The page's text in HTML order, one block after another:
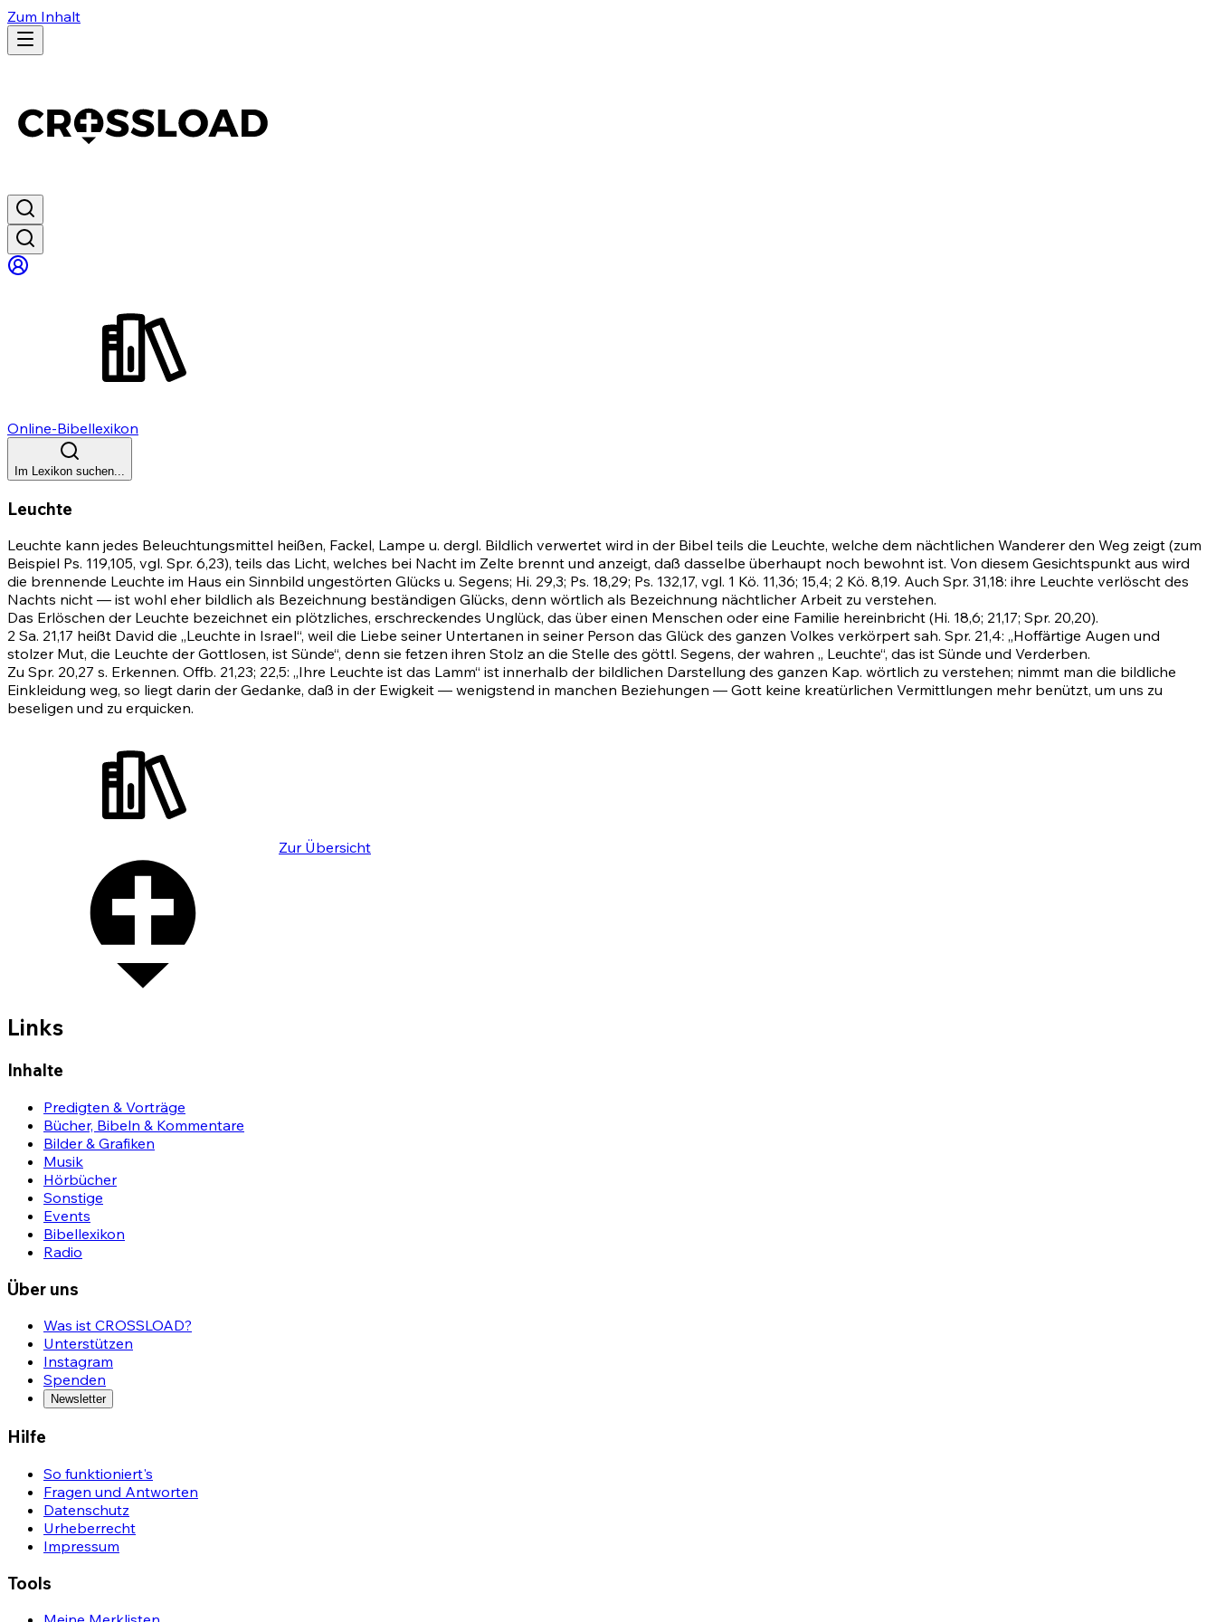
Zum Inhalt
Online-Bibellexikon
Im Lexikon suchen...
Leuchte
Leuchte kann jedes Beleuchtungsmittel heißen, Fackel, Lampe u. dergl. Bildlich verwertet wird in der Bibel teils die Leuchte, welche dem nächtlichen Wanderer den Weg zeigt (zum
Beispiel Ps. 119,105, vgl. Spr. 6,23), teils das Licht, welches bei Nacht im Zelte brennt und anzeigt, daß dasselbe überhaupt noch bewohnt ist. Von diesem Gesichtspunkt aus wird
die brennende Leuchte im Haus ein Sinnbild ungestörten Glücks u. Segens; Hi. 29,3; Ps. 18,29; Ps. 132,17, vgl. 1 Kö. 11,36; 15,4; 2 Kö. 8,19. Auch Spr. 31,18: ihre Leuchte verlöscht des
Nachts nicht — ist wohl eher bildlich als Bezeichnung beständigen Glücks, denn wörtlich als Bezeichnung nächtlicher Arbeit zu verstehen.
Das Erlöschen der Leuchte bezeichnet ein plötzliches, erschreckendes Unglück, das über einen Menschen oder eine Familie hereinbricht (Hi. 18,6; 21,17; Spr. 20,20).
2 Sa. 21,17 heißt David die „Leuchte in Israel“, weil die Liebe seiner Untertanen in seiner Person das Glück des ganzen Volkes verkörpert sah. Spr. 21,4: „Hoffärtige Augen und
stolzer Mut, die Leuchte der Gottlosen, ist Sünde“, denn sie fetzen ihren Stolz an die Stelle des göttl. Segens, der wahren „ Leuchte“, das ist Sünde und Verderben.
Zu Spr. 20,27 s. Erkennen. Offb. 21,23; 22,5: „Ihre Leuchte ist das Lamm“ ist innerhalb der bildlichen Darstellung des ganzen Kap. wörtlich zu verstehen; nimmt man die bildliche
Einkleidung weg, so liegt darin der Gedanke, daß in der Ewigkeit — wenigstend in manchen Beziehungen — Gott keine kreatürlichen Vermittlungen mehr benützt, um uns zu
beseligen und zu erquicken.
Zur Übersicht
Links
Inhalte
Predigten & Vorträge
Bücher, Bibeln & Kommentare
Bilder & Grafiken
Musik
Hörbücher
Sonstige
Events
Bibellexikon
Radio
Über uns
Was ist CROSSLOAD?
Unterstützen
Instagram
Spenden
Newsletter
Hilfe
So funktioniert's
Fragen und Antworten
Datenschutz
Urheberrecht
Impressum
Tools